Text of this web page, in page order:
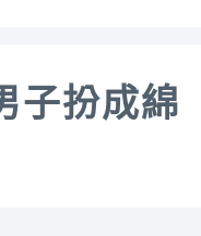
子扮成綿